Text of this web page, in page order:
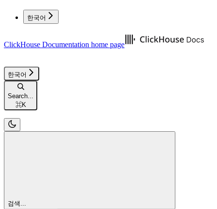
한국어
ClickHouse Documentation home page
한국어
Search...
⌘K
검색...